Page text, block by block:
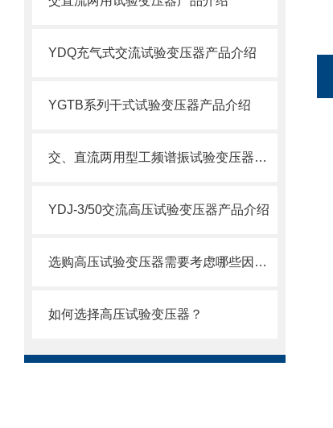
YDQ充气式交流试验变压器产品介绍
YGTB系列干式试验变压器产品介绍
交、直流两用型工频谱振试验变压器的应用
YDJ-3/50交流高压试验变压器产品介绍
选购高压试验变压器需要考虑哪些因素？
如何选择高压试验变压器？